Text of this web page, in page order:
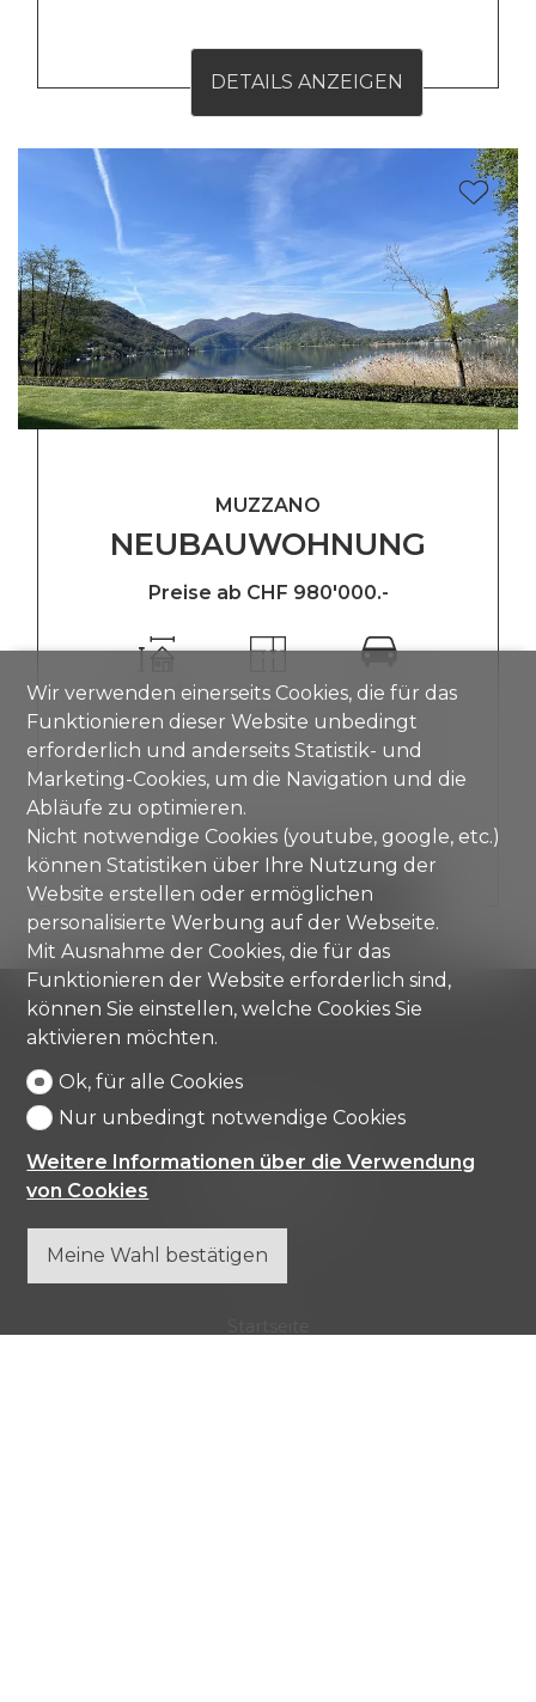
DETAILS ANZEIGEN
NEUBAUWOHNUNG
MUZZANO
Preise ab CHF 980'000.-
~ 75 m² 2.5 1
Erdgeschoss 1 ~ 14 m²
DETAILS ANZEIGEN
Comisa SA
6976 Castagnola
info@comisa.ch
Wir verwenden einerseits Cookies, die für das
Funktionieren dieser Website unbedingt
erforderlich und anderseits Statistik- und
Marketing-Cookies, um die Navigation und die
Abläufe zu optimieren.
Nicht notwendige Cookies (youtube, google, etc.)
können Statistiken über Ihre Nutzung der
Website erstellen oder ermöglichen
personalisierte Werbung auf der Webseite.
Mit Ausnahme der Cookies, die für das
Funktionieren der Website erforderlich sind,
können Sie einstellen, welche Cookies Sie
aktivieren möchten.
Ok, für alle Cookies
Nur unbedingt notwendige Cookies
Weitere Informationen über die Verwendung
von Cookies
Meine Wahl bestätigen